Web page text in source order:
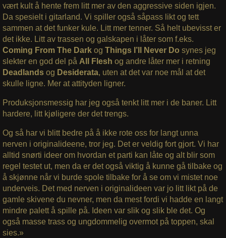
vært kult å hente frem litt mer av den aggressive siden igjen.
Da spesielt i gitarland. Vi spiller også såpass likt og tett
sammen at det funker kule. Litt mer tenner. Så helt ubevisst er
det ikke. Litt av trassen og galskapen i låter som f.eks.
Coming From The Darkog Things I’ll Never Do synes jeg
slekter en god del på All Flesh og andre låter mer i retning
Deadlands og Desiderata, uten at det var noe mål at det
skulle ligne. Mer at attityden ligner.
Produksjonsmessig har jeg også tenkt litt mer i de baner. Litt
hardere, litt kjøligere der det trengs.
Og så har vi blitt bedre på å ikke rote oss for langt unna
nerven i originalideene, tror jeg. Det er veldig fort gjort. Vi har
alltid snørti ideer om hvordan et parti kan låte og alt blir som
regel testet ut, men da er det også viktig å kunne gå tilbake og
å skjønne når vi burde spole tilbake for å se om vi mistet noe
underveis. Det med nerven i originalideen var jo litt likt på de
gamle skivene du nevner, men da mest fordi vi hadde en langt
mindre palett å spille på. Ideen var slik og slik ble det. Og
også masse trass og ungdommelig overmot på toppen, skal
sies.»